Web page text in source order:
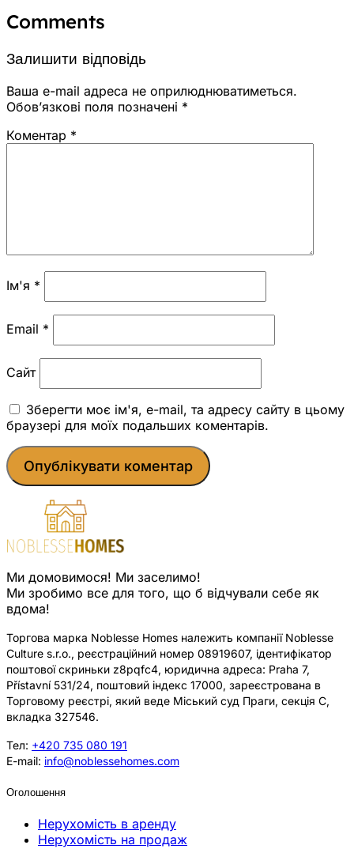
Comments
Залишити відповідь
Ваша e-mail адреса не оприлюднюватиметься.
Обов’язкові поля позначені *
Коментар *
Ім'я *
Email *
Сайт
Зберегти моє ім'я, e-mail, та адресу сайту в цьому
браузері для моїх подальших коментарів.
Ми домовимося! Ми заселимо!
Ми зробимо все для того, що б відчували себе як
вдома!
Торгова марка Noblesse Homes належить компанії Noblesse
Culture s.r.o., реєстраційний номер 08919607, ідентифікатор
поштової скриньки z8pqfc4, юридична адреса: Praha 7,
Přístavní 531/24, поштовий індекс 17000, зареєстрована в
Торговому реєстрі, який веде Міський суд Праги, секція C,
вкладка 327546.
Тел: +420 735 080 191
E-mail: info@noblessehomes.com
Оголошення
Нерухомість в аренду
Нерухомість на продаж